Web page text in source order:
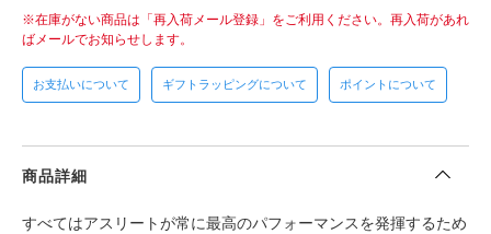
在庫がない商品は「再入荷メール登録」をご利用ください。 再入荷があれ
ばメールでお知らせします。
お支払いについて ギフトラッピングについて ポイントについて
商品詳細
すべてはアスリートが常に最高のパフォーマンスを発揮するため